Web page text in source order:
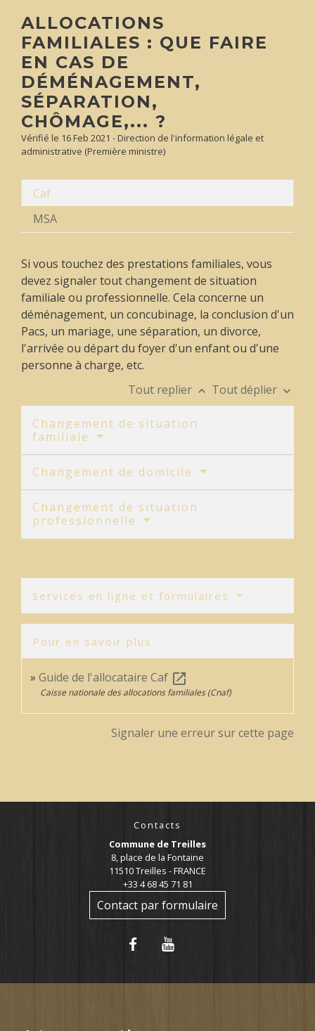
ALLOCATIONS
FAMILIALES : QUE FAIRE
EN CAS DE
DÉMÉNAGEMENT,
SÉPARATION,
CHÔMAGE,... ?
Vérifié le 16 Feb 2021 - Direction de l'information légale et
administrative (Première ministre)
Caf
MSA
Si vous touchez des prestations familiales, vous
devez signaler tout changement de situation
familiale ou professionnelle. Cela concerne un
déménagement, un concubinage, la conclusion d'un
Pacs, un mariage, une séparation, un divorce,
l'arrivée ou départ du foyer d'un enfant ou d'une
personne à charge, etc.
Tout replier keyboard_arrow_up Tout déplier keyboard_arrow_down
Changement de situation
familiale
Changement de domicile
Changement de situation
professionnelle
Services en ligne et formulaires
Pour en savoir plus
Guide de l'allocataire Caf open_in_new
Caisse nationale des allocations familiales (Cnaf)
Signaler une erreur sur cette page
Contacts
Commune de Treilles
8, place de la Fontaine
11510 Treilles - FRANCE
+33 4 68 45 71 81
Contact par formulaire